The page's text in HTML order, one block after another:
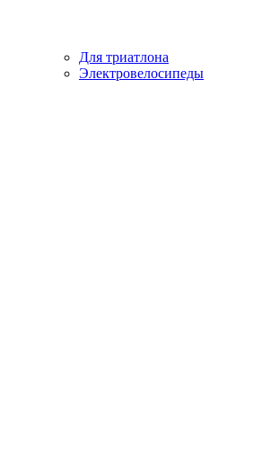
Для триатлона
Электровелосипеды